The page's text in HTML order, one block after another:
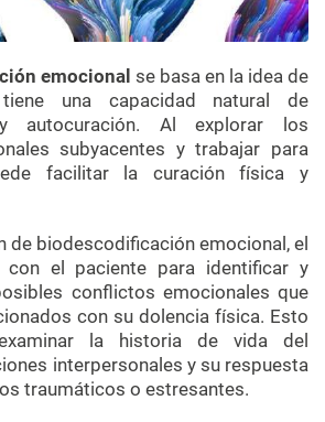
emocional se basa en la idea de
una capacidad natural de
y autocuración. Al explorar los
subyacentes y trabajar para
facilitar la curación física y
de biodescodificación emocional, el
con el paciente para identificar y
conflictos emocionales que
con su dolencia física. Esto
la historia de vida del
interpersonales y su respuesta
traumáticos o estresantes.